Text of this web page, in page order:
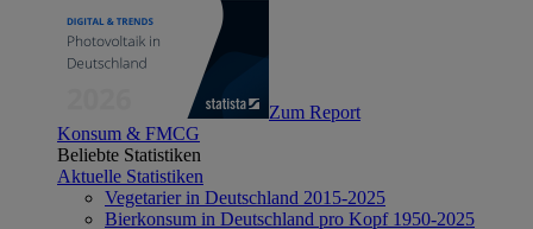
Zum Report
Konsum & FMCG
Beliebte Statistiken
Aktuelle Statistiken
Vegetarier in Deutschland 2015-2025
Bierkonsum in Deutschland pro Kopf 1950-2025